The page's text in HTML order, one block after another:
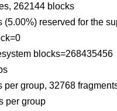
262144 blocks
(5.00%) reserved for the
blocks=268435456
per group, 32768
per group